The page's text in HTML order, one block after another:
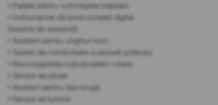
• Padele pentru schimbarea treptelor
• Instrumentar de bord complet digital
Sisteme de asistență
• Asistent pentru unghiul mort
• Sistem de monitorizare a oboselii șoferului
• Recunoașterea indicatoarelor rutiere
• Senzor de ploaie
• Asistent pentru faza lungă
• Senzor de lumină